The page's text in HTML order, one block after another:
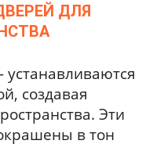
ДЛЯ
создавая
Эти
в тон